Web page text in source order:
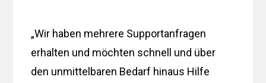
„Wir haben mehrere Supportanfragen
erhalten und möchten schnell und über
den unmittelbaren Bedarf hinaus Hilfe